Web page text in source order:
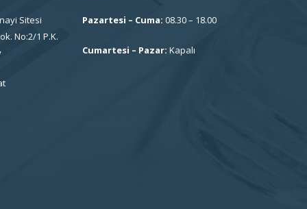
Sitesi
No:2/1 P.K.
Pazartesi – Cuma: 08.30 – 18.00
Cumartesi – Pazar: Kapalı